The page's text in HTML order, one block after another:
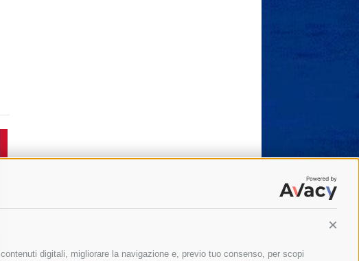
digitali, migliorare la navigazione e, previo tuo consenso, per scopi